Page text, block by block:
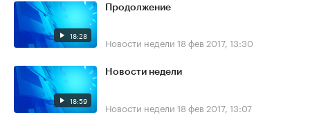
18:28
Продолжение
Новости недели 18 фев 2017, 13:30
18:59
Новости недели
Новости недели 18 фев 2017, 13:07